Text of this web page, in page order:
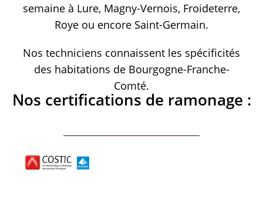
semaine à Lure, Magny-Vernois, Froideterre,
Roye ou encore Saint-Germain.
Nos techniciens connaissent les spécificités
des habitations de Bourgogne-Franche-
Comté.
Nos certifications de ramonage :